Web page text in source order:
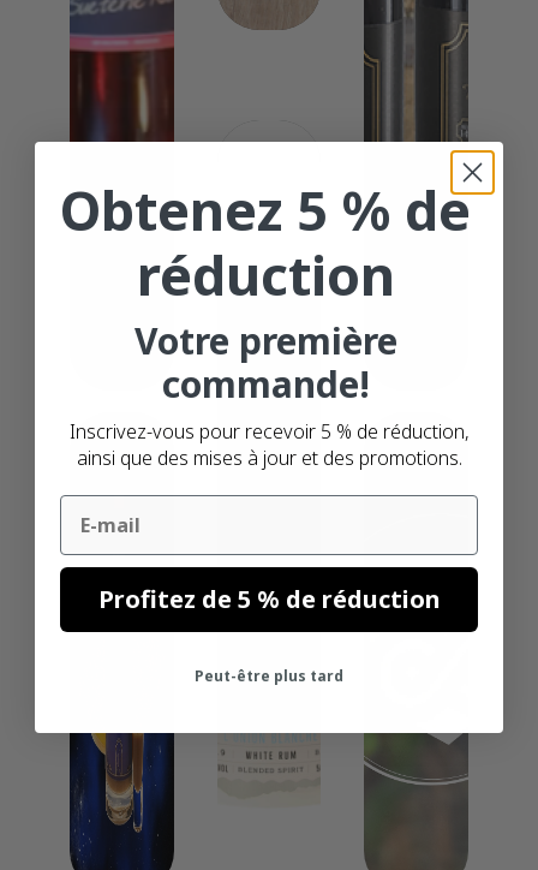
Obtenez 5 % de
réduction
Votre première
commande!
Inscrivez-vous pour recevoir 5 % de réduction,
ainsi que des mises à jour et des promotions.
Email
Profitez de 5 % de réduction
Peut-être plus tard